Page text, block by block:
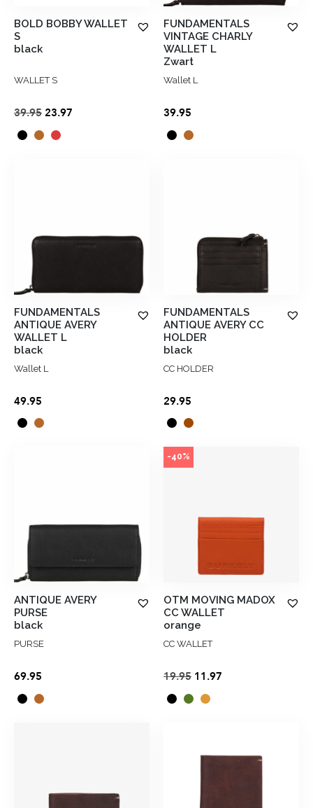
BOLD BOBBY WALLET
S
black
WALLET S
39.95 Oorspronkelijke
prijs
was:
23.97
FUNDAMENTALS
VINTAGE CHARLY
WALLET L
Zwart
Wallet L
39.95
FUNDAMENTALS
ANTIQUE AVERY
WALLET L
black
Wallet L
49.95
FUNDAMENTALS
ANTIQUE AVERY CC
HOLDER
black
CC HOLDER
29.95
ANTIQUE AVERY
PURSE
black
PURSE
69.95
-40%
OTM MOVING MADOX
CC WALLET
orange
CC WALLET
19.95 Oorspronkelijke
prijs
was:
11.97